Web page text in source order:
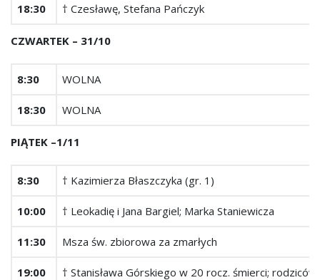
18:30 † Czesławę, Stefana Pańczyk
CZWARTEK ­– 31/10
8:30 WOLNA
18:30 WOLNA
PIĄTEK –1/11
8:30 † Kazimierza Błaszczyka (gr. 1)
10:00 † Leokadię i Jana Bargiel; Marka Staniewicza
11:30 Msza św. zbiorowa za zmarłych
19:00 † Stanisława Górskiego w 20 rocz. śmierci;